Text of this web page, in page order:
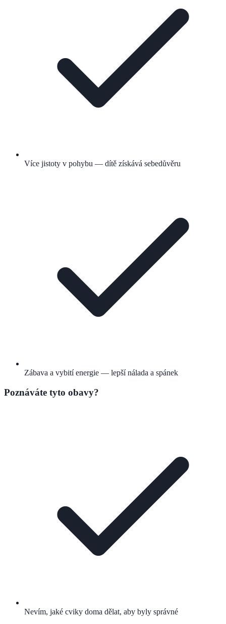
Více jistoty v pohybu — dítě získává sebedůvěru
Zábava a vybití energie — lepší nálada a spánek
Poznáváte tyto obavy?
Nevím, jaké cviky doma dělat, aby byly správné